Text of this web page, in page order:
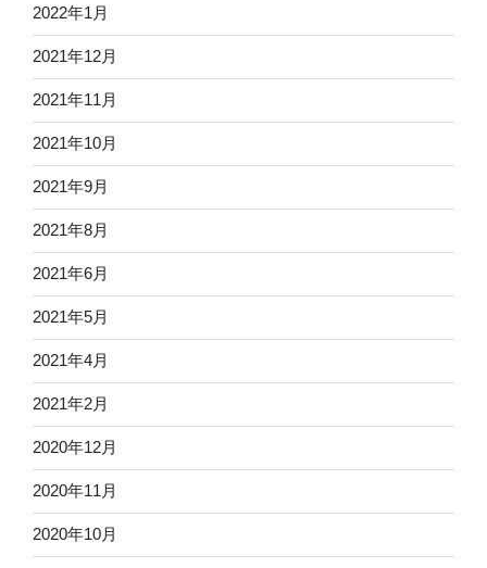
2022年1月
2021年12月
2021年11月
2021年10月
2021年9月
2021年8月
2021年6月
2021年5月
2021年4月
2021年2月
2020年12月
2020年11月
2020年10月